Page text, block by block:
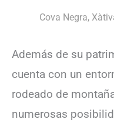
Cova Negra,
Además de su
cuenta con un
rodeado de
numerosas